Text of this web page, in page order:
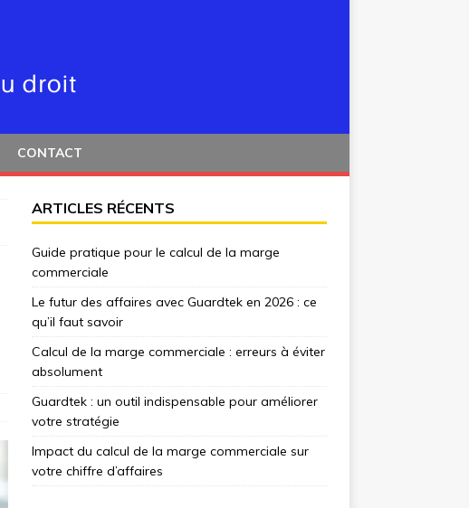
CONTACT
ARTICLES RÉCENTS
Guide pratique pour le calcul de la marge
commerciale
Le futur des affaires avec Guardtek en 2026 : ce
qu’il faut savoir
Calcul de la marge commerciale : erreurs à éviter
absolument
Guardtek : un outil indispensable pour améliorer
votre stratégie
Impact du calcul de la marge commerciale sur
votre chiffre d’affaires